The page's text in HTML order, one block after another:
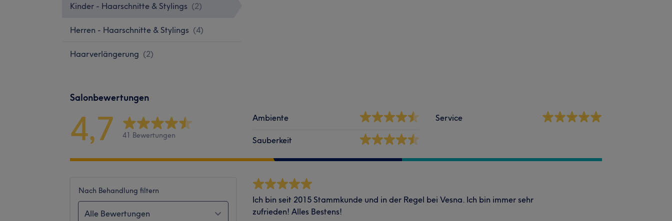
Kinder - Haarschnitte & Stylings (2)
Herren - Haarschnitte & Stylings (4)
Haarverlängerung (2)
Salonbewertungen
4,7 41 Bewertungen
Ambiente
Sauberkeit
Service
Nach Behandlung filtern
Alle Bewertungen
Ich bin seit 2015 Stammkunde und in der Regel bei Vesna. Ich bin immer sehr
zufrieden! Alles Bestens!